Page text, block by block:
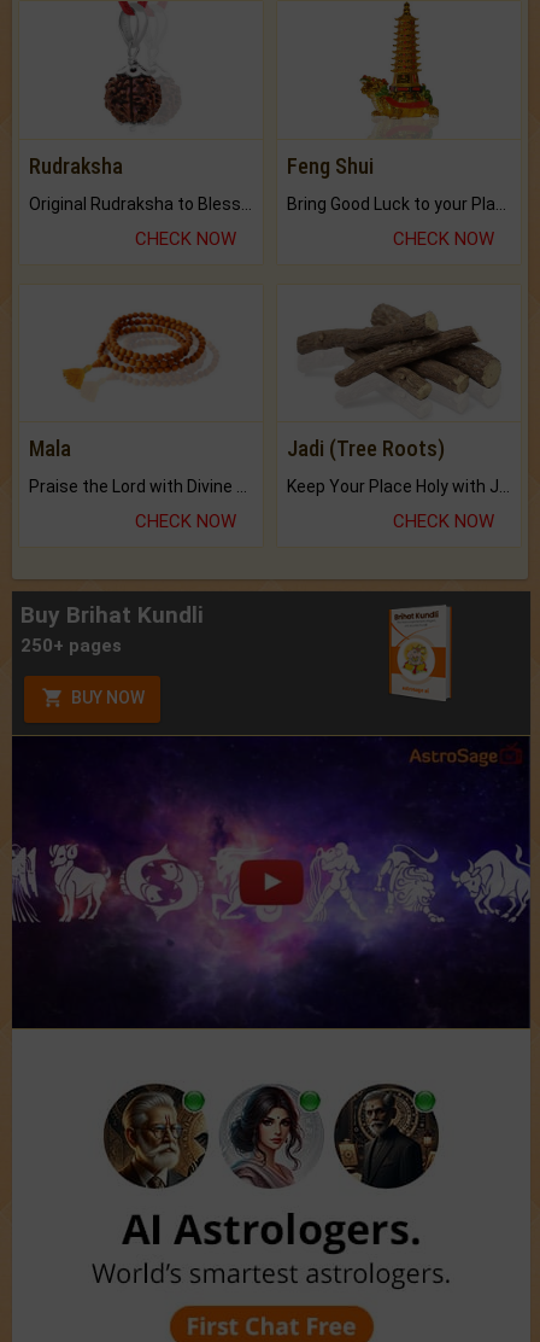
Rudraksha
CHECK NOW
Feng Shui
CHECK NOW
Mala
Praise the Lord with Divine Energies of Mala.
CHECK NOW
Jadi (Tree Roots)
Keep Your Place Holy with Jadi.
CHECK NOW
Buy Brihat Kundli
250+ pages
BUY NOW